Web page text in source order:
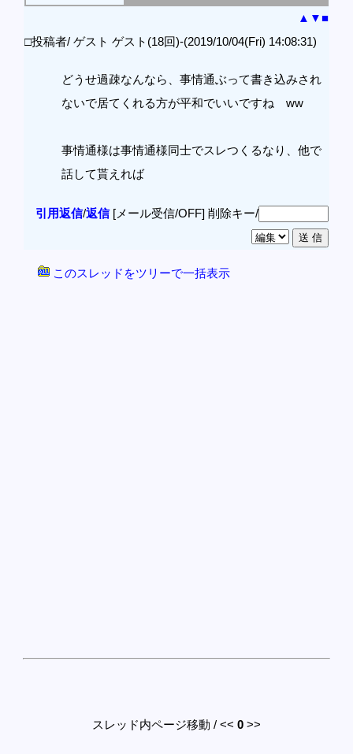
▲ ▼■
□投稿者/ ゲスト ゲスト(18回)-(2019/10/04(Fri) 14:08:31)
どうせ過疎なんなら、事情通ぶって書き込みされ
ないで居てくれる方が平和でいいですね ww
事情通様は事情通様同士でスレつくるなり、他で
話して貰えれば
引用返信/返信[メール受信/OFF] 削除キー/
このスレッドをツリーで一括表示
スレッド内ページ移動 / << 0 >>